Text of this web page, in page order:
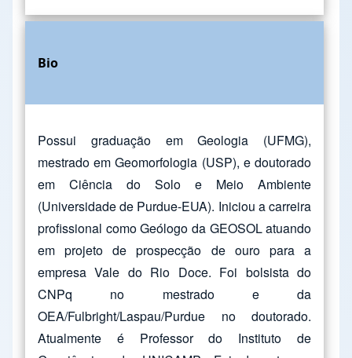
Bio
Possui graduação em Geologia (UFMG),
mestrado em Geomorfologia (USP), e doutorado
em Ciência do Solo e Meio Ambiente
(Universidade de Purdue-EUA). Iniciou a carreira
profissional como Geólogo da GEOSOL atuando
em projeto de prospecção de ouro para a
empresa Vale do Rio Doce. Foi bolsista do
CNPq no mestrado e da
OEA/Fulbright/Laspau/Purdue no doutorado.
Atualmente é Professor do Instituto de